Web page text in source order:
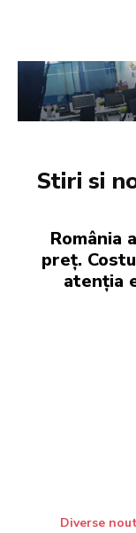
Stiri si
România
preț.
atenția
Diverse